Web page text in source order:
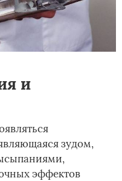
и
зудом,
эффектов